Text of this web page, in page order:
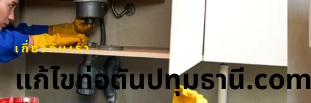
เกี่ยวกับเรา
แก้ไขท่อตันปทุมธานี.com